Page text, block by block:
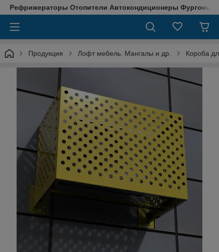
Рефрижераторы Отопители Автокондиционеры Фургоны
Продукция Лофт мебель. Мангалы и др. Короба